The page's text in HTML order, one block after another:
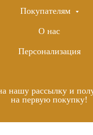
Покупателям
О нас
Персонализация
нашу рассылку и
на первую покупку!